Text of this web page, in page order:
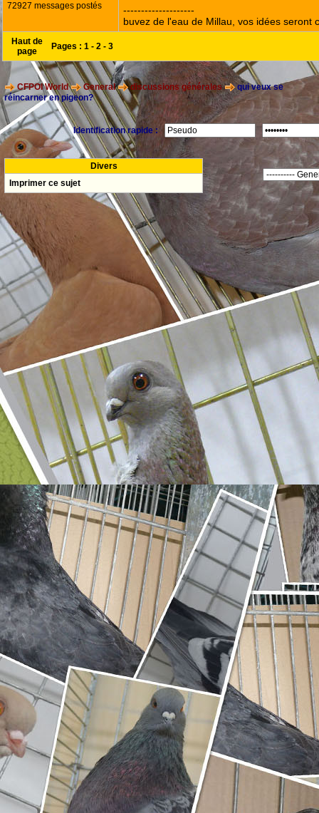
72927 messages postés
--------------------
buvez de l'eau de Millau, vos idées seront
Haut de
page
Pages : 1 - 2 - 3
CFPOI World General discussions générales
qui veux se
réincarner en pigeon?
Identification rapide :
Divers
Imprimer ce sujet